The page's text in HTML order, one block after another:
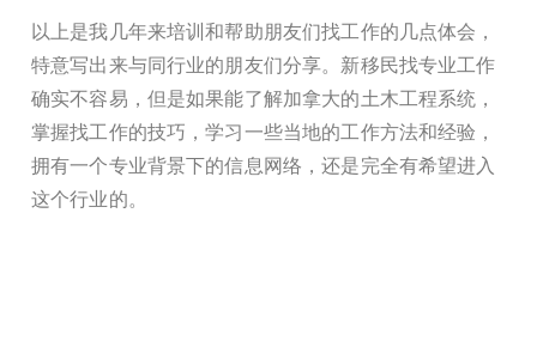
以上是我几年来培训和帮助朋友们找工作的几点体会，
特意写出来与同行业的朋友们分享。新移民找专业工作
确实不容易，但是如果能了解加拿大的土木工程系统，
掌握找工作的技巧，学习一些当地的工作方法和经验，
拥有一个专业背景下的信息网络，还是完全有希望进入
这个行业的。